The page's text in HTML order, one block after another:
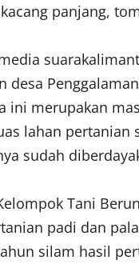
panjang,
desa
ini merupakan
lahan pertanian
sudah
Tani
padi dan
silam hasil